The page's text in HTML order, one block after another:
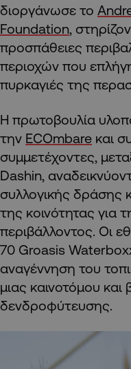
διοργάνωσε το
Foundation,
προσπάθειες
περιοχών που
πυρκαγιές της
Η πρωτοβουλία
την ECOmbare και
συμμετέχοντες,
Dashin,
συλλογικής δράσης
της κοινότητας για
περιβάλλοντος. Οι
70 Groasis
αναγέννηση του
μιας καινοτόμου
δενδροφύτευσης.